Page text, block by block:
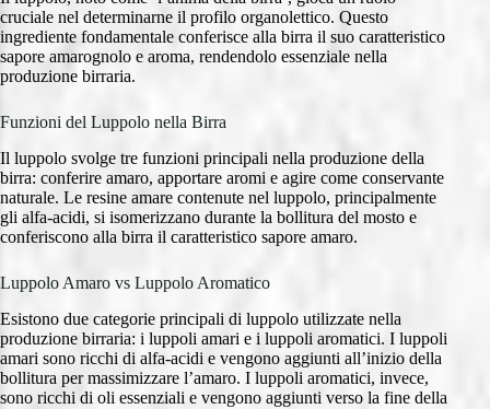
cruciale nel determinarne il profilo organolettico. Questo
ingrediente fondamentale conferisce alla birra il suo caratteristico
sapore amarognolo e aroma, rendendolo essenziale nella
produzione birraria.
Funzioni del Luppolo nella Birra
Il luppolo svolge tre funzioni principali nella produzione della
birra: conferire amaro, apportare aromi e agire come conservante
naturale. Le resine amare contenute nel luppolo, principalmente
gli alfa-acidi, si isomerizzano durante la bollitura del mosto e
conferiscono alla birra il caratteristico sapore amaro.
Luppolo Amaro vs Luppolo Aromatico
Esistono due categorie principali di luppolo utilizzate nella
produzione birraria: i luppoli amari e i luppoli aromatici. I luppoli
amari sono ricchi di alfa-acidi e vengono aggiunti all’inizio della
bollitura per massimizzare l’amaro. I luppoli aromatici, invece,
sono ricchi di oli essenziali e vengono aggiunti verso la fine della